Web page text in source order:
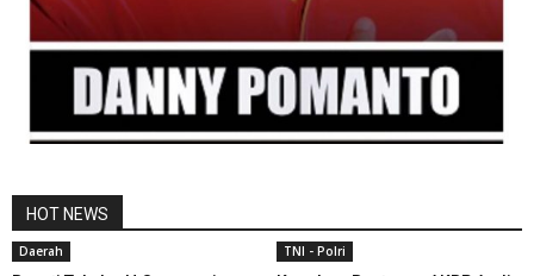
HOT NEWS
Daerah TNI - Polri